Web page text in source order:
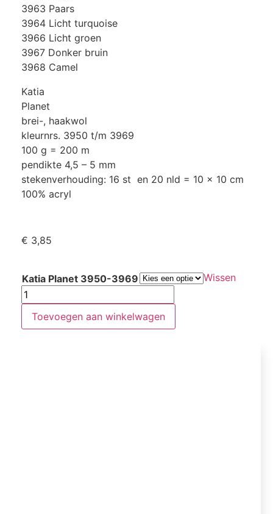
3963 Paars
3964 Licht turquoise
3966 Licht groen
3967 Donker bruin
3968 Camel
Katia
Planet
brei-, haakwol
kleurnrs. 3950 t/m 3969
100 g = 200 m
pendikte 4,5 – 5 mm
stekenverhouding: 16 st en 20 nld = 10 x 10 cm
100% acryl
€ 3,85
Katia Planet 3950-3969 Wissen
Toevoegen aan winkelwagen